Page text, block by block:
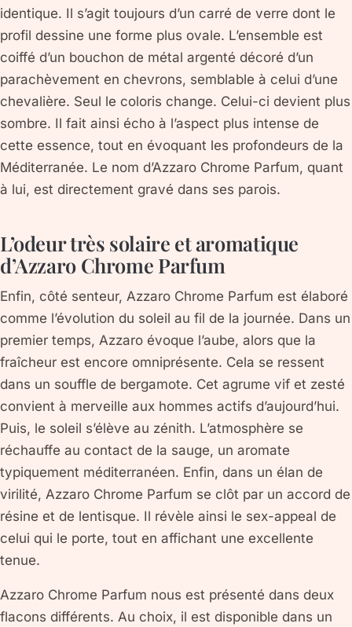
identique. Il s’agit toujours d’un carré de verre dont le
profil dessine une forme plus ovale. L’ensemble est
coiffé d’un bouchon de métal argenté décoré d’un
parachèvement en chevrons, semblable à celui d’une
chevalière. Seul le coloris change. Celui-ci devient plus
sombre. Il fait ainsi écho à l’aspect plus intense de
cette essence, tout en évoquant les profondeurs de la
Méditerranée. Le nom d’Azzaro Chrome Parfum, quant
à lui, est directement gravé dans ses parois.
L’odeur très solaire et aromatique
d’Azzaro Chrome Parfum
Enfin, côté senteur, Azzaro Chrome Parfum est élaboré
comme l’évolution du soleil au fil de la journée. Dans un
premier temps, Azzaro évoque l’aube, alors que la
fraîcheur est encore omniprésente. Cela se ressent
dans un souffle de bergamote. Cet agrume vif et zesté
convient à merveille aux hommes actifs d’aujourd’hui.
Puis, le soleil s’élève au zénith. L’atmosphère se
réchauffe au contact de la sauge, un aromate
typiquement méditerranéen. Enfin, dans un élan de
virilité, Azzaro Chrome Parfum se clôt par un accord de
résine et de lentisque. Il révèle ainsi le sex-appeal de
celui qui le porte, tout en affichant une excellente
tenue.
Azzaro Chrome Parfum nous est présenté dans deux
flacons différents. Au choix, il est disponible dans un